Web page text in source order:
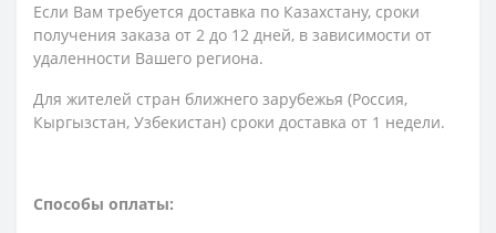
Если Вам требуется доставка по Казахстану, сроки
получения заказа от 2 до 12 дней, в зависимости от
удаленности Вашего региона.
Для жителей стран ближнего зарубежья (Россия,
Кыргызстан, Узбекистан) сроки доставка от 1 недели.
Способы оплаты: